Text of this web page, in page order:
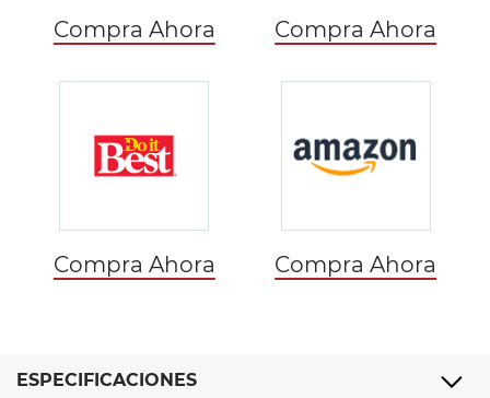
Compra Ahora Compra Ahora
Compra Ahora Compra Ahora
ESPECIFICACIONES